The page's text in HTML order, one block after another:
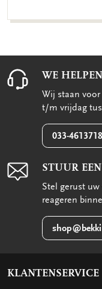
WE
Wij staan
t/m vrijdag
033-4613718
STUUR
Stel gerust
reageren
KLANTENSERVICE